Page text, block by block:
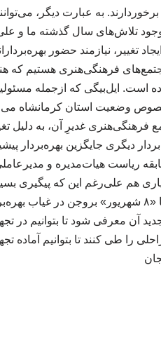
به عبارت دیگر،
وجود تلاش‌های سال گذشته ما و
تغییر، نیازمند حضور
فرهنگی‌هنری هستیم که
است. ایل‌بیگی که ازجمله
وضعیت استان کرمانشاه
غدیرِ آن، به دلیل
دیگری جایگزین بهره‌بردار
ریاست هیات‌مدیره و
هم علی‌رغم این که پیگیری
متعدد کردیم هنوز نتایج آن به دست نیامده است. از یک‌سو سینما «۸
آن معرفی شود تا بتوانیم در
را طی کنند تا بتوانیم آماده